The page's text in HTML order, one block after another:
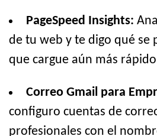
PageSpeed Insights:
de tu web y te digo qué se
que cargue aún más
Correo Gmail para
configuro cuentas de
profesionales con el